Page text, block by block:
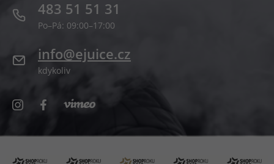
483 51 51 31
Po–Pá: 09:00–17:00
info@ejuice.cz
kdykoliv